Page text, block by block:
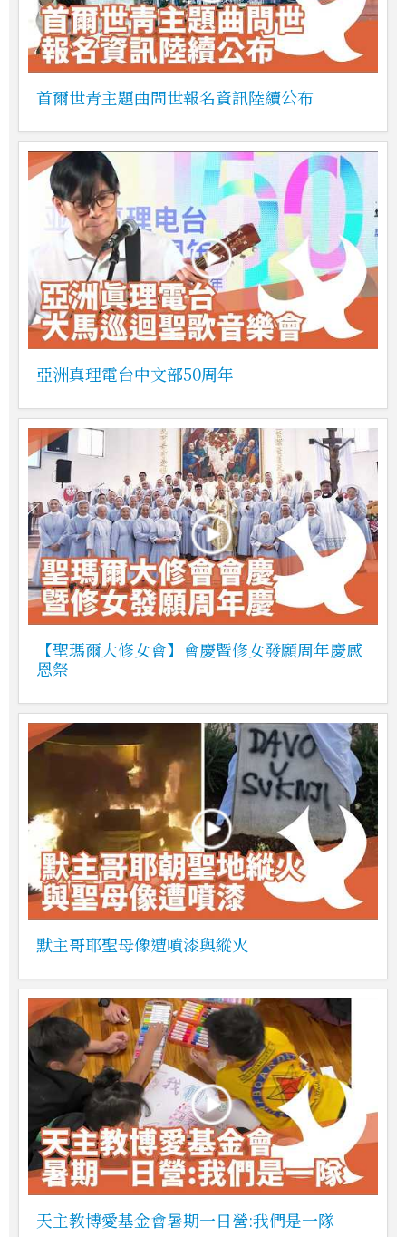
首爾世青主題曲問世報名資訊陸續公布
亞洲真理電台中文部50周年
【聖瑪爾大修女會】會慶暨修女發願周年慶感
恩祭
默主哥耶聖母像遭噴漆與縱火
天主教博愛基金會暑期一日營:我們是一隊